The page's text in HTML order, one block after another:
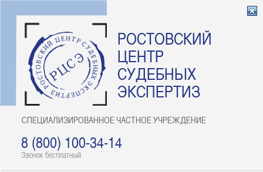
РОСТОВСКИЙ
ЦЕНТР
СУДЕБНЫХ
ЭКСПЕРТИЗ
СПЕЦИАЛИЗИРОВАННОЕ ЧАСТНОЕ УЧРЕЖДЕНИЕ
8 (800) 100-34-14
Звонок бесплатный